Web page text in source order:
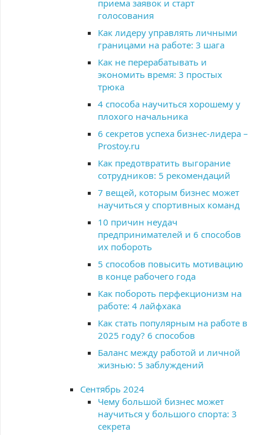
приема заявок и старт
голосования
Как лидеру управлять личными
границами на работе: 3 шага
Как не перерабатывать и
экономить время: 3 простых
трюка
4 способа научиться хорошему у
плохого начальника
6 секретов успеха бизнес-лидера –
Prostoy.ru
Как предотвратить выгорание
сотрудников: 5 рекомендаций
7 вещей, которым бизнес может
научиться у спортивных команд
10 причин неудач
предпринимателей и 6 способов
их побороть
5 способов повысить мотивацию
в конце рабочего года
Как побороть перфекционизм на
работе: 4 лайфхака
Как стать популярным на работе в
2025 году? 6 способов
Баланс между работой и личной
жизнью: 5 заблуждений
Сентябрь 2024
Чему большой бизнес может
научиться у большого спорта: 3
секрета